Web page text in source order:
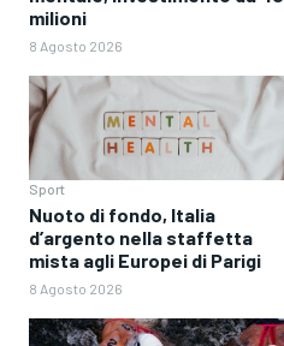
milioni
8 Agosto 2026
Sport
Nuoto di fondo, Italia
d’argento nella staffetta
mista agli Europei di Parigi
8 Agosto 2026